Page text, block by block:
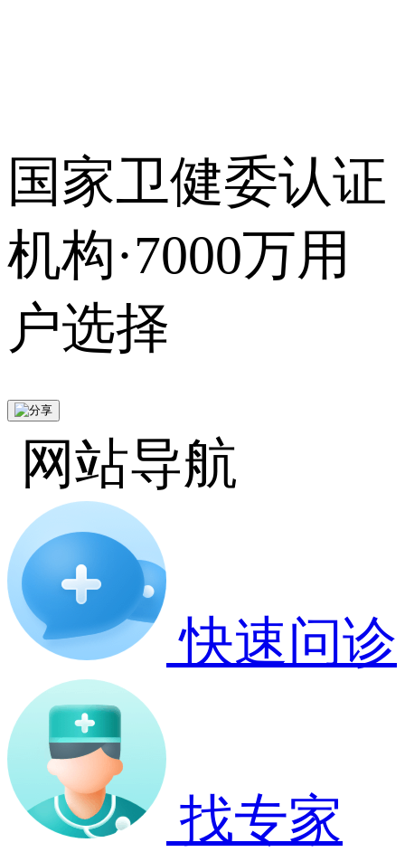
国家卫健委认证
机构·7000万用
户选择
网站导航
快速问诊
找专家